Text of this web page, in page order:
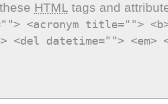
HTMLtags and
<acronym title="">
<del datetime="">